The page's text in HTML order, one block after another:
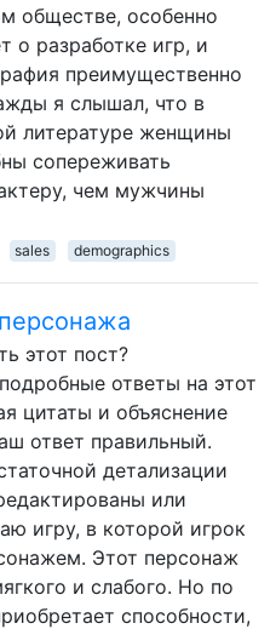
обществе, особенно
о разработке игр, и
преимущественно
я слышал, что в
литературе женщины
сопереживать
чем мужчины
sales demographics
этот пост?
ответы на этот
цитаты и объяснение
ответ правильный.
детализации
или
игру, в которой игрок
Этот персонаж
и слабого. Но по
способности,